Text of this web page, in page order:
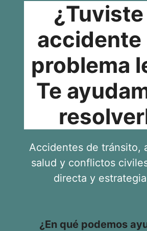
accidente
problema
Te
Accidentes de tránsito,
salud y conflictos
directa y
¿En qué podemos